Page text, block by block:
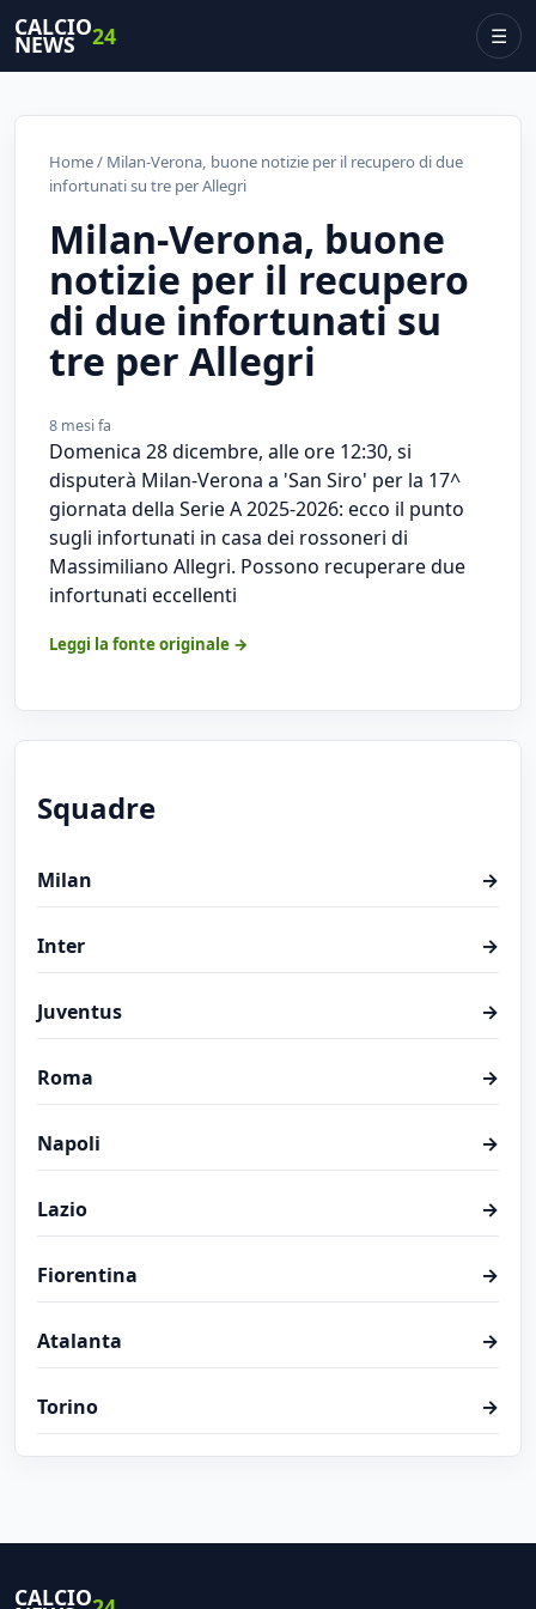
CALCIO
NEWS 24 ☰
Home/ Milan-Verona, buone notizie per il recupero di due
infortunati su tre per Allegri
Milan-Verona, buone
notizie per il recupero
di due infortunati su
tre per Allegri
8 mesi fa
Domenica 28 dicembre, alle ore 12:30, si
disputerà Milan-Verona a 'San Siro' per la 17^
giornata della Serie A 2025-2026: ecco il punto
sugli infortunati in casa dei rossoneri di
Massimiliano Allegri. Possono recuperare due
infortunati eccellenti
Leggi la fonte originale →
Squadre
Milan →
Inter →
Juventus →
Roma →
Napoli →
Lazio →
Fiorentina →
Atalanta →
Torino →
CALCIO